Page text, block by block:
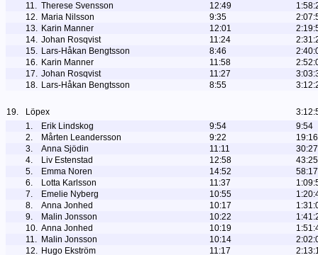
11. Therese Svensson 12:49
12. Maria Nilsson 9:35
13. Karin Manner 12:01
14. Johan Rosqvist 11:24
15. Lars-Håkan Bengtsson 8:46
16. Karin Manner 11:58
17. Johan Rosqvist 11:27
18. Lars-Håkan Bengtsson 8:55
19. Löpex
1.
Erik Lindskog 9:54
9:54
2.
Mårten Leandersson 9:22
19:16
3.
Anna Sjödin 11:11
30:27
4.
Liv Estenstad 12:58
43:25
5.
Emma Noren 14:52
58:17
6.
Lotta Karlsson 11:37
7.
Emelie Nyberg 10:55
8.
Anna Jonhed 10:17
9.
Malin Jonsson 10:22
10. Anna Jonhed 10:19
11. Malin Jonsson 10:14
12. Hugo Ekström 11:17